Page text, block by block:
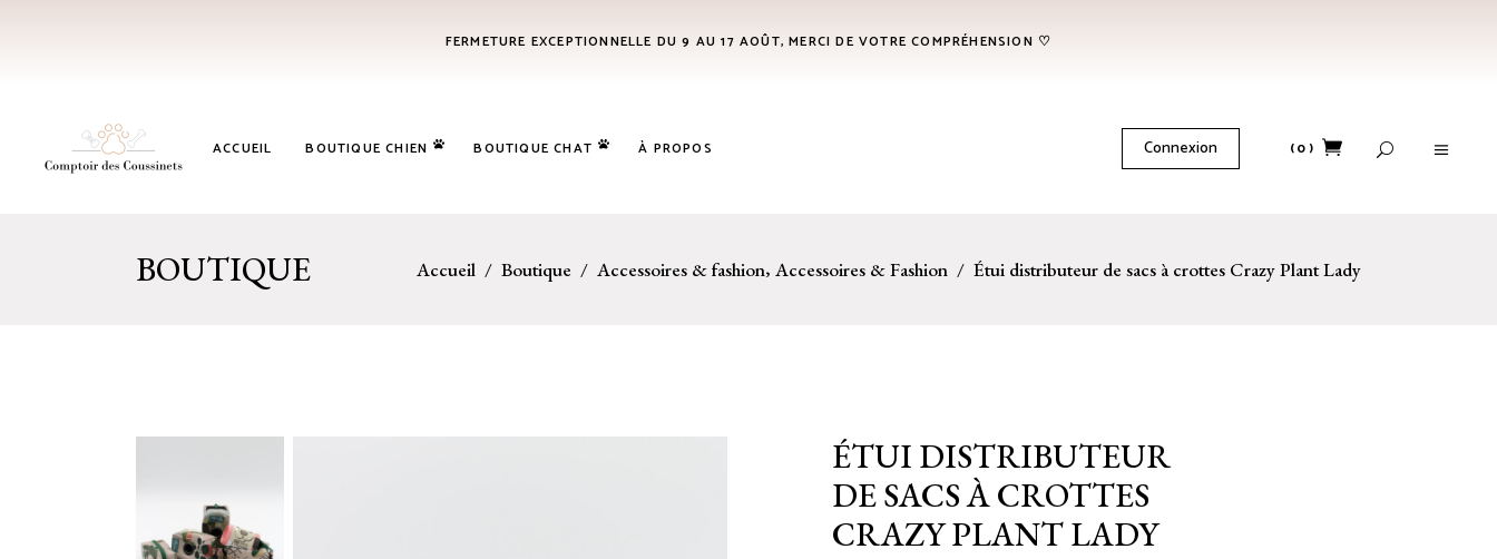
FERMETURE EXCEPTIONNELLE DU 9 AU 17 AOÛT, MERCI DE VOTRE COMPRÉHENSION ♡
ACCUEIL BOUTIQUE CHIEN BOUTIQUE CHAT À PROPOS Connexion (0)
No products in the cart.
BOUTIQUE Accueil / Boutique / Accessoires & fashion, Accessoires & Fashion / Étui distributeur de sacs à crottes Crazy Plant Lady
ÉTUI DISTRIBUTEUR
DE SACS À CROTTES
CRAZY PLANT LADY